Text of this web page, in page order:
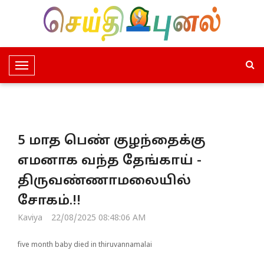
T
o
e
a
v
i
a
5 மாத பெண் குழந்தைக்கு
எமனாக வந்த தேங்காய் -
திருவண்ணாமலையில்
சோகம்.!!
Kaviya 22/08/2025 08:48:06 AM
five month baby died in thiruvannamalai